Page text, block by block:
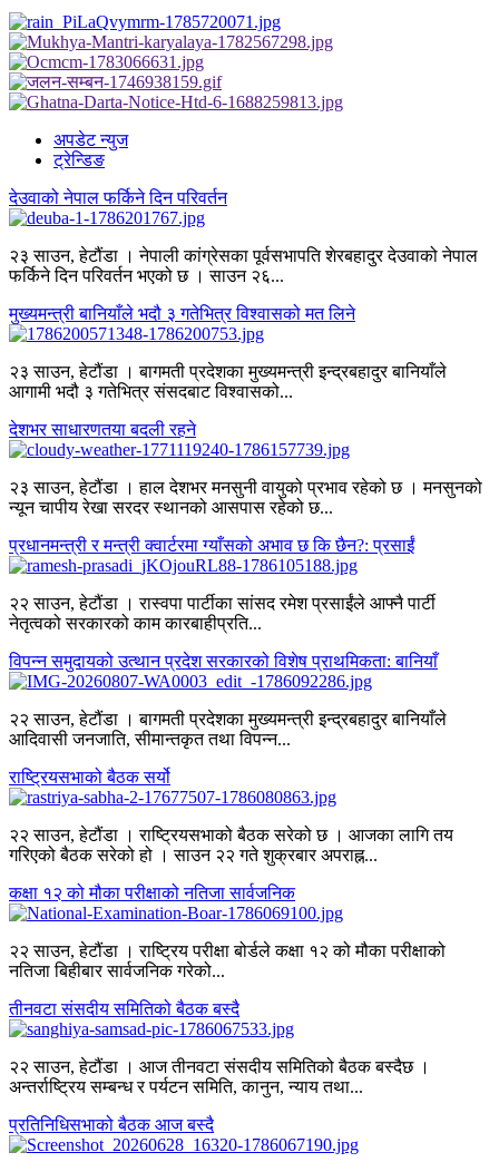
अपडेट न्युज
ट्रेन्डिङ
देउवाको नेपाल फर्किने दिन परिवर्तन
२३ साउन, हेटौंडा । नेपाली कांग्रेसका पूर्वसभापति शेरबहादुर देउवाको नेपाल
फर्किने दिन परिवर्तन भएको छ । साउन २६...
मुख्यमन्त्री बानियाँले भदौ ३ गतेभित्र विश्वासको मत लिने
२३ साउन, हेटौंडा । बागमती प्रदेशका मुख्यमन्त्री इन्द्रबहादुर बानियाँले
आगामी भदौ ३ गतेभित्र संसदबाट विश्वासको...
देशभर साधारणतया बदली रहने
२३ साउन, हेटौंडा । हाल देशभर मनसुनी वायुको प्रभाव रहेको छ । मनसुनको
न्यून चापीय रेखा सरदर स्थानको आसपास रहेको छ...
प्रधानमन्त्री र मन्त्री क्वार्टरमा ग्याँसको अभाव छ कि छैन?: प्रसाईं
२२ साउन, हेटौंडा । रास्वपा पार्टीका सांसद रमेश प्रसाईंले आफ्नै पार्टी
नेतृत्वको सरकारको काम कारबाहीप्रति...
विपन्न समुदायको उत्थान प्रदेश सरकारको विशेष प्राथमिकता: बानियाँ
२२ साउन, हेटौंडा । बागमती प्रदेशका मुख्यमन्त्री इन्द्रबहादुर बानियाँले
आदिवासी जनजाति, सीमान्तकृत तथा विपन्न...
राष्ट्रियसभाको बैठक सर्यो
२२ साउन, हेटौंडा । राष्ट्रियसभाको बैठक सरेको छ । आजका लागि तय
गरिएको बैठक सरेको हो । साउन २२ गते शुक्रबार अपराह्न...
कक्षा १२ को मौका परीक्षाको नतिजा सार्वजनिक
२२ साउन, हेटौंडा । राष्ट्रिय परीक्षा बोर्डले कक्षा १२ को मौका परीक्षाको
नतिजा बिहीबार सार्वजनिक गरेको...
तीनवटा संसदीय समितिको बैठक बस्दै
२२ साउन, हेटौंडा । आज तीनवटा संसदीय समितिको बैठक बस्दैछ ।
अन्तर्राष्ट्रिय सम्बन्ध र पर्यटन समिति, कानुन, न्याय तथा...
प्रतिनिधिसभाको बैठक आज बस्दै